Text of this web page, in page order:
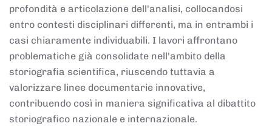
profondità e articolazione dell'analisi, collocandosi
entro contesti disciplinari differenti, ma in entrambi i
casi chiaramente individuabili. I lavori affrontano
problematiche già consolidate nell'ambito della
storiografia scientifica, riuscendo tuttavia a
valorizzare linee documentarie innovative,
contribuendo così in maniera significativa al dibattito
storiografico nazionale e internazionale.